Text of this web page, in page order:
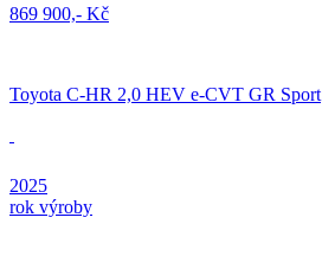
869 900,- Kč
Toyota C-HR 2,0 HEV e-CVT GR Sport
2025
rok výroby